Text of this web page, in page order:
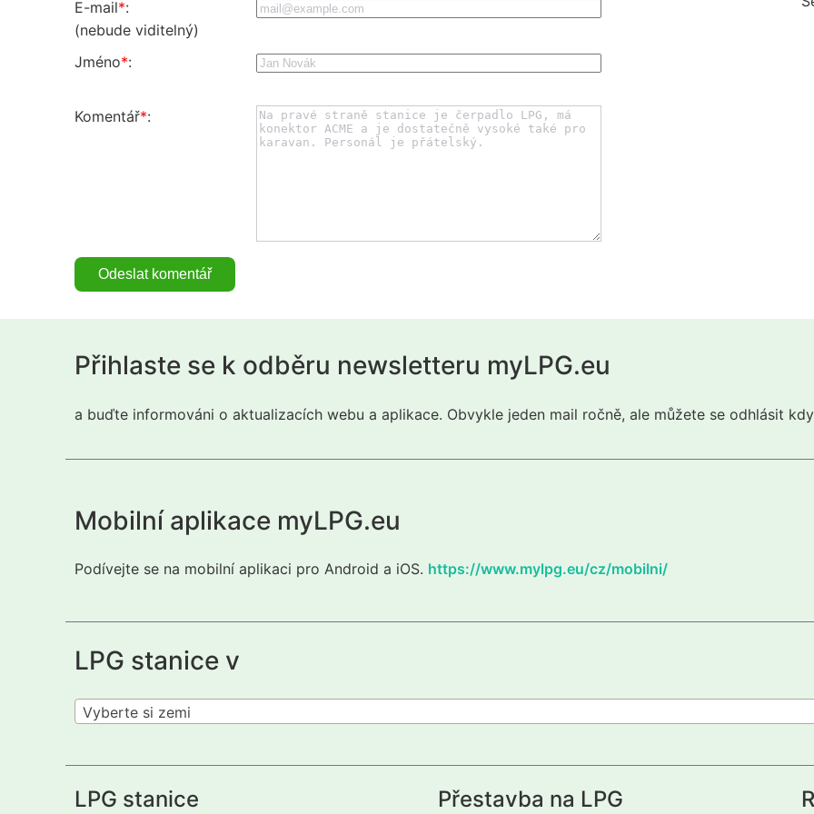
E-mail*:
(nebude viditelný)
Jméno*:
Komentář*:
Přihlaste se k odběru newsletteru myLPG.eu
a buďte informováni o aktualizacích webu a aplikace. Obvykle jeden mail ročně, ale můžete se odhlásit
Mobilní aplikace myLPG.eu
Podívejte se na mobilní aplikaci pro Android a iOS. https://www.mylpg.eu/cz/mobilni/
LPG stanice v
Vyberte si zemi
LPG stanice Přestavba na LPG